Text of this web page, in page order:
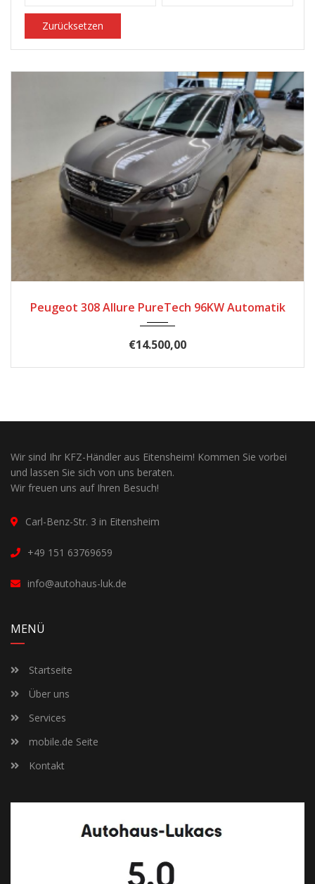
Zurücksetzen
Peugeot 308 Allure PureTech 96KW Automatik
€14.500,00
Wir sind Ihr KFZ-Händler aus Eitensheim! Kommen Sie vorbei
und lassen Sie sich von uns beraten.
Wir freuen uns auf Ihren Besuch!
Carl-Benz-Str. 3 in Eitensheim
+49 151 63769659
info@autohaus-luk.de
MENÜ
Startseite
Über uns
Services
mobile.de Seite
Kontakt